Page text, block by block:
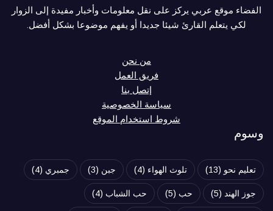
الفضاء موقع عربي يركز على نقل معلومات وأخبار مفيدة إلى الزوار
لكي يتعلم القارئ شيئا جديدا أو يفهم موضوعا بشكل أفضل.
من نحن
فريق العمل
إتصل بنا
سياسة الخصوصية
شروط استخدام الموقع
وسوم
تعليم نحو (13) تلوث الهواء (4) جبن (3) جمبري (4)
جوز الهند (5) حب (5) حب الشباب (4)